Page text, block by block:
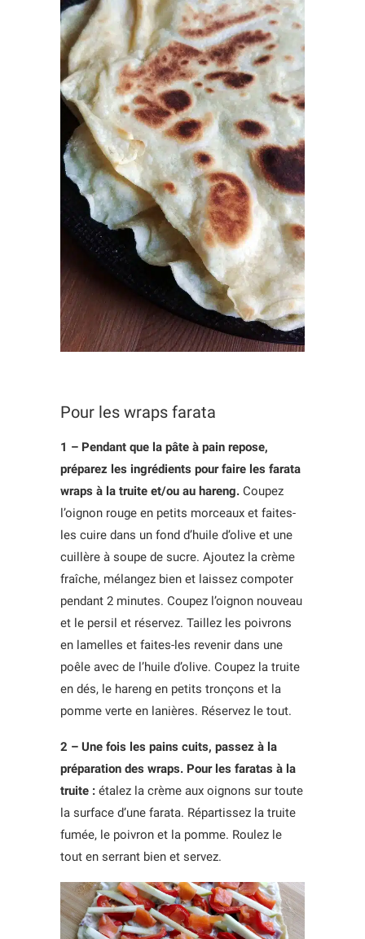
Pour les wraps farata
1 – Pendant que la pâte à pain repose,
préparez les ingrédients pour faire les farata
wraps à la truite et/ou au hareng. Coupez
l’oignon rouge en petits morceaux et faites-
les cuire dans un fond d’huile d’olive et une
cuillère à soupe de sucre. Ajoutez la crème
fraîche, mélangez bien et laissez compoter
pendant 2 minutes. Coupez l’oignon nouveau
et le persil et réservez. Taillez les poivrons
en lamelles et faites-les revenir dans une
poêle avec de l’huile d’olive. Coupez la truite
en dés, le hareng en petits tronçons et la
pomme verte en lanières. Réservez le tout.
2 – Une fois les pains cuits, passez à la
préparation des wraps. Pour les faratas à la
truite : étalez la crème aux oignons sur toute
la surface d’une farata. Répartissez la truite
fumée, le poivron et la pomme. Roulez le
tout en serrant bien et servez.